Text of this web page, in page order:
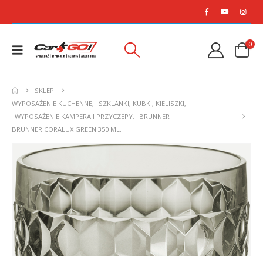
0
SKLEP
WYPOSAŻENIE KUCHENNE, SZKLANKI, KUBKI, KIELISZKI,
WYPOSAŻENIE KAMPERA I PRZYCZEPY,
BRUNNER
BRUNNER CORALUX GREEN 350 ML.